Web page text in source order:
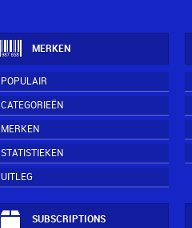
MERKEN
POPULAIR
CATEGORIEËN
MERKEN
STATISTIEKEN
UITLEG
SUBSCRIPTIONS